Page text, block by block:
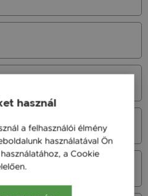
használ
a felhasználói élmény
használatával Ön
a Cookie